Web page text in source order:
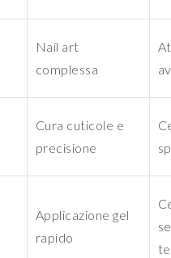
Nail art
complessa
Cura cuticole e
precisione
Applicazione gel
rapido
te